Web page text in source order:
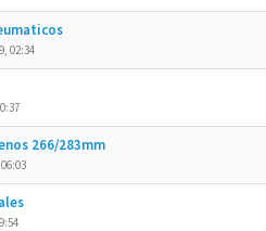
02:34
266/283mm